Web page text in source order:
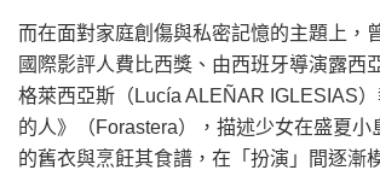
而在面對家庭創傷與私密記憶的主題上，
國際影評人費比西獎、由西班牙導演露西
格萊西亞斯（Lucía ALEÑAR IGLESIAS
的人》（Forastera），描述少女在盛夏小
的舊衣與烹飪其食譜，在「扮演」間逐漸